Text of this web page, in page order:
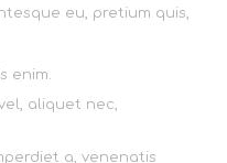
eu, pretium quis,
enim.
aliquet nec,
a, venenatis